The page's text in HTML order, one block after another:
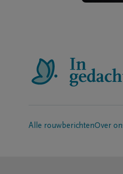
Alle rouwberichtenOver